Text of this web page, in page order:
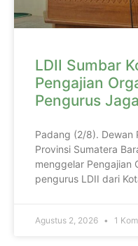
LDII Sumbar
Pengajian
Pengurus
Padang (2/8). Dewan
Provinsi Sumatera
menggelar Pengajian
pengurus LDII dari
Agustus 2, 2026 1